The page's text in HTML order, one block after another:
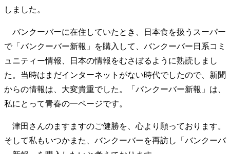
しました。
バンクーバーに在住していたとき、日本食を扱うスーパー
で「バンクーバー新報」を購入して、バンクーバー日系コミ
ュニティー情報、日本の情報をむさぼるように熟読しまし
た。当時はまだインターネットがない時代でしたので、新聞
からの情報は、大変貴重でした。「バンクーバー新報」は、
私にとって青春の一ページです。
津田さんのますますのご健勝を、心より願っております。
そして私もいつかまた、バンクーバーを再訪し「バンクーバ